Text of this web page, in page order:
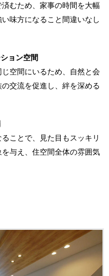
むため、家事の時間を大幅
味方になること間違いなし
ョン空間
空間にいるため、自然と会
交流を促進し、絆を深める
ことで、見た目もスッキリ
与え、住空間全体の雰囲気